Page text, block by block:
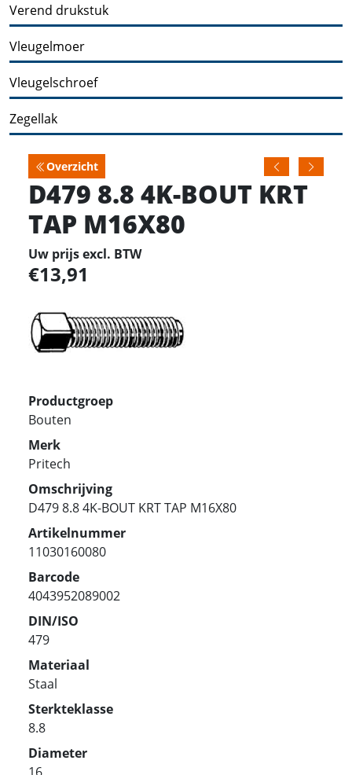
Verend drukstuk
Vleugelmoer
Vleugelschroef
Zegellak
Overzicht
D479 8.8 4K-BOUT KRT
TAP M16X80
Uw prijs excl. BTW
13,91
Productgroep
Bouten
Merk
Pritech
Omschrijving
D479 8.8 4K-BOUT KRT TAP M16X80
Artikelnummer
11030160080
Barcode
4043952089002
DIN/ISO
479
Materiaal
Staal
Sterkteklasse
8.8
Diameter